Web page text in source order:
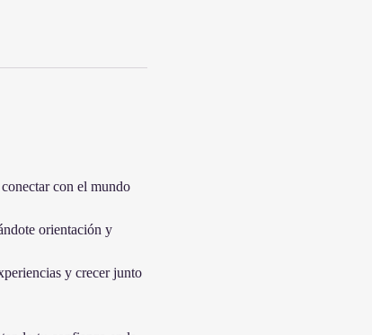
con el mundo
orientación y
y crecer junto